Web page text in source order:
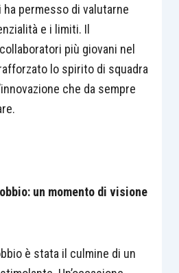
permesso di valutarne
e i limiti. Il
più giovani nel
lo spirito di squadra
che da sempre
un momento di visione
è stata il culmine di un